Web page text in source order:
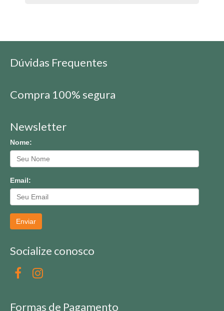
Dúvidas Frequentes
Compra 100% segura
Newsletter
Nome:
Email:
Enviar
Socialize conosco
Formas de Pagamento